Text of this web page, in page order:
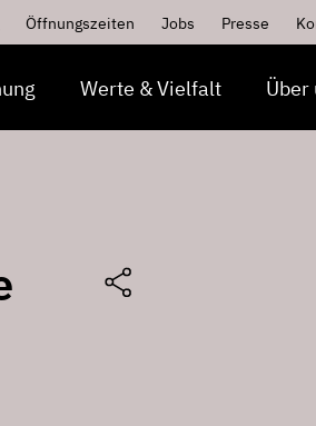
Öffnungszeiten Jobs Presse
Werte & Vielfalt Über